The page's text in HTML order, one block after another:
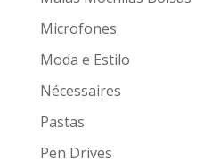
Microfones
Moda e Estilo
Nécessaires
Pastas
Pen Drives